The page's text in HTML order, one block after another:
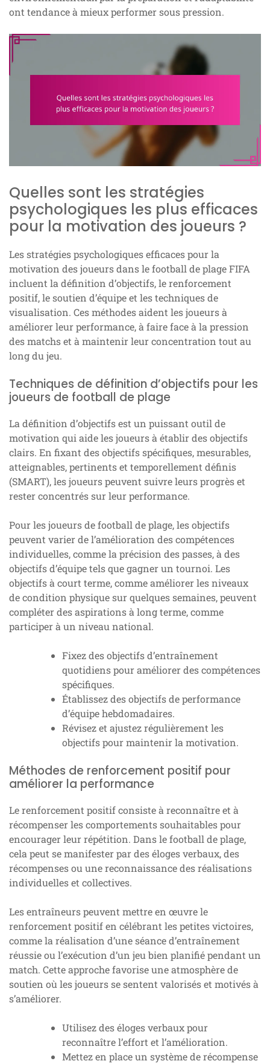
ont tendance à mieux performer sous pression.
Quelles sont les stratégies
psychologiques les plus efficaces
pour la motivation des joueurs ?
Les stratégies psychologiques efficaces pour la
motivation des joueurs dans le football de plage FIFA
incluent la définition d’objectifs, le renforcement
positif, le soutien d’équipe et les techniques de
visualisation. Ces méthodes aident les joueurs à
améliorer leur performance, à faire face à la pression
des matchs et à maintenir leur concentration tout au
long du jeu.
Techniques de définition d’objectifs pour les
joueurs de football de plage
La définition d’objectifs est un puissant outil de
motivation qui aide les joueurs à établir des objectifs
clairs. En fixant des objectifs spécifiques, mesurables,
atteignables, pertinents et temporellement définis
(SMART), les joueurs peuvent suivre leurs progrès et
rester concentrés sur leur performance.
Pour les joueurs de football de plage, les objectifs
peuvent varier de l’amélioration des compétences
individuelles, comme la précision des passes, à des
objectifs d’équipe tels que gagner un tournoi. Les
objectifs à court terme, comme améliorer les niveaux
de condition physique sur quelques semaines, peuvent
compléter des aspirations à long terme, comme
participer à un niveau national.
Fixez des objectifs d’entraînement
quotidiens pour améliorer des compétences
spécifiques.
Établissez des objectifs de performance
d’équipe hebdomadaires.
Révisez et ajustez régulièrement les
objectifs pour maintenir la motivation.
Méthodes de renforcement positif pour
améliorer la performance
Le renforcement positif consiste à reconnaître et à
récompenser les comportements souhaitables pour
encourager leur répétition. Dans le football de plage,
cela peut se manifester par des éloges verbaux, des
récompenses ou une reconnaissance des réalisations
individuelles et collectives.
Les entraîneurs peuvent mettre en œuvre le
renforcement positif en célébrant les petites victoires,
comme la réalisation d’une séance d’entraînement
réussie ou l’exécution d’un jeu bien planifié pendant un
match. Cette approche favorise une atmosphère de
soutien où les joueurs se sentent valorisés et motivés à
s’améliorer.
Utilisez des éloges verbaux pour
reconnaître l’effort et l’amélioration.
Mettez en place un système de récompense